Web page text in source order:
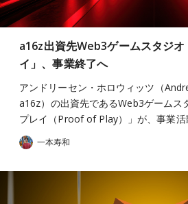
a16z出資先Web3ゲームスタジ
イ」、事業終了へ
アンドリーセン・ホロウィッツ（
a16z）の出資先であるWeb3ゲームス
プレイ（Proof of Play）」が、事業
一本寿和